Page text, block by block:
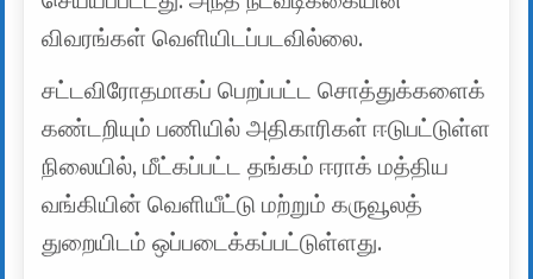
விவரங்கள் வெளியிடப்படவில்லை.
சட்டவிரோதமாகப் பெறப்பட்ட சொத்துக்களைக்
கண்டறியும் பணியில் அதிகாரிகள் ஈடுபட்டுள்ள
நிலையில், மீட்கப்பட்ட தங்கம் ஈராக் மத்திய
வங்கியின் வெளியீட்டு மற்றும் கருவூலத்
துறையிடம் ஒப்படைக்கப்பட்டுள்ளது.